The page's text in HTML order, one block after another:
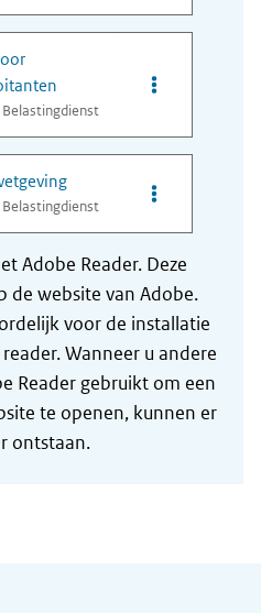
Belastingdienst
Opties van
Belastingdienst
Opties van
Adobe Reader. Deze
de website van Adobe.
voor de installatie
Wanneer u andere
Reader gebruikt om een
te openen, kunnen er
ontstaan.